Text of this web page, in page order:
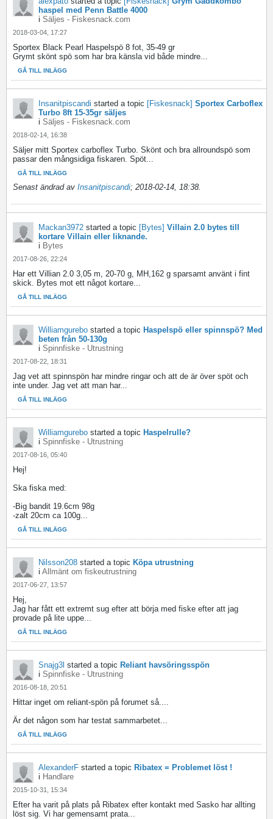
haspel med Penn Battle 4000
i Säljes - Fiskesnack.com
2018-03-04, 17:27
Sportex Black Pearl Haspelspö 8 fot, 35-49 gr
Grymt skönt spö som har bra känsla vid både mindre...
GÅ TILL INLÄGG
Insanitpiscandi started a topic [Fiskesnack] Sportex Carboflex
Turbo 8ft 15-35gr säljes
i Säljes - Fiskesnack.com
2018-02-14, 16:38
Säljer mitt Sportex carboflex Turbo. Skönt och bra allroundspö som
passar den mångsidiga fiskaren. Spöt...
GÅ TILL INLÄGG
Senast ändrad av Insanitpiscandi; 2018-02-14, 18:38.
Mackan3972 started a topic [Bytes] Villain 2.0 bytes till
kortare Villain eller liknande.
i Bytes
2017-08-26, 22:24
Har ett Villian 2.0 3,05 m, 20-70 g, MH,162 g sparsamt använt i fint
skick. Bytes mot ett något kortare...
GÅ TILL INLÄGG
Williamgurebo started a topic Haspelspö eller spinnspö? Med
beten från 50-130g
i Spinnfiske - Utrustning
2017-08-22, 18:31
Jag vet att spinnspön har mindre ringar och att de är över spöt och
inte under. Jag vet att man har...
GÅ TILL INLÄGG
Williamgurebo started a topic Haspelrulle?
i Spinnfiske - Utrustning
2017-08-16, 05:40
Hej!
Ska fiska med:
-Big bandit 19.6cm 98g
-zalt 20cm ca 100g...
GÅ TILL INLÄGG
Nilsson208 started a topic Köpa utrustning
i Allmänt om fiskeutrustning
2017-06-27, 13:57
Hej,
Jag har fått ett extremt sug efter att börja med fiske efter att jag
provade på lite uppe...
GÅ TILL INLÄGG
Snajg3l started a topic Reliant havsöringsspön
i Spinnfiske - Utrustning
2016-08-18, 20:51
Hittar inget om reliant-spön på forumet så....
Är det någon som har testat sammarbetet...
GÅ TILL INLÄGG
AlexanderF started a topic Ribatex = Problemet löst !
i Handlare
2015-10-31, 15:34
Efter ha varit på plats på Ribatex efter kontakt med Sasko har allting
löst sig. Vi har gemensamt prata...